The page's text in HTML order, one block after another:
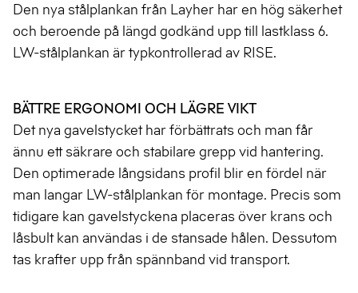
Den nya stålplankan från Layher har en hög säkerhet
och beroende på längd godkänd upp till lastklass 6.
LW-stålplankan är typkontrollerad av RISE.
BÄTTRE ERGONOMI OCH LÄGRE VIKT
Det nya gavelstycket har förbättrats och man får
ännu ett säkrare och stabilare grepp vid hantering.
Den optimerade långsidans profil blir en fördel när
man langar LW-stålplankan för montage. Precis som
tidigare kan gavelstyckena placeras över krans och
låsbult kan användas i de stansade hålen. Dessutom
tas krafter upp från spännband vid transport.